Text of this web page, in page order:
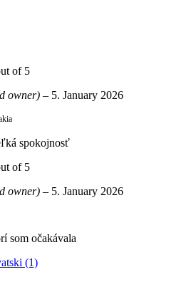
of 5
owner) – 5. January 2026
spokojnosť
of 5
owner) – 5. January 2026
som očakávala
(1)